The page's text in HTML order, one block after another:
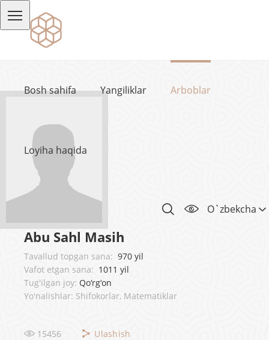
Bosh sahifa Yangiliklar Arboblar
Loyiha haqida
O`zbekcha
Abu Sahl Masih
Tavallud topgan sana: 970 yil
Vafot etgan sana: 1011 yil
Tug'ilgan joy: Qo‘rg‘on
Yo'nalishlar: Shifokorlar, Matematiklar
15456 Ulashish